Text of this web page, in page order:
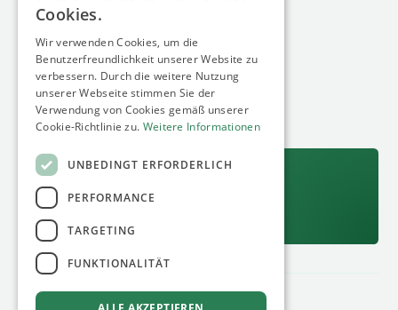
Netzanschluss-Report 2026
Gewerbe- und Industriespeicher im
Wandel
Solarspitzengesetz
Über Uns
Aktuelles
Fakten
13.08.2026
Unser nächstes kostenfreies Webinar:
C&I Standorte als digitalen Zwilling exakt erfassen
Jetzt anmelden
Datenschutz Impressum
Cookies.
Wir verwenden Cookies, um die
Benutzerfreundlichkeit unserer Website zu
verbessern. Durch die weitere Nutzung
unserer Webseite stimmen Sie der
Verwendung von Cookies gemäß unserer
Cookie-Richtlinie zu. Weitere Informationen
UNBEDINGT ERFORDERLICH
PERFORMANCE
TARGETING
FUNKTIONALITÄT